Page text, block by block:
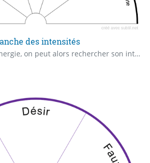
des intensités
Si l'on détecte une énergie, on peut alors rechercher son intensité